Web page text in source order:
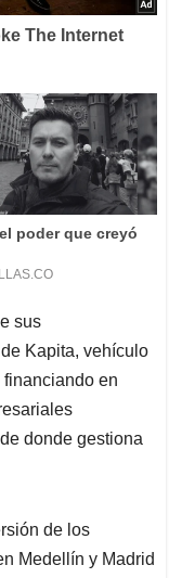
sus
Kapita, vehículo
en
donde gestiona
de los
Medellín y Madrid